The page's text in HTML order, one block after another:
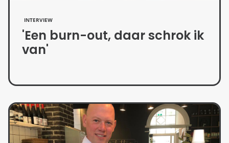
INTERVIEW
'Een burn-out, daar schrok ik
van'